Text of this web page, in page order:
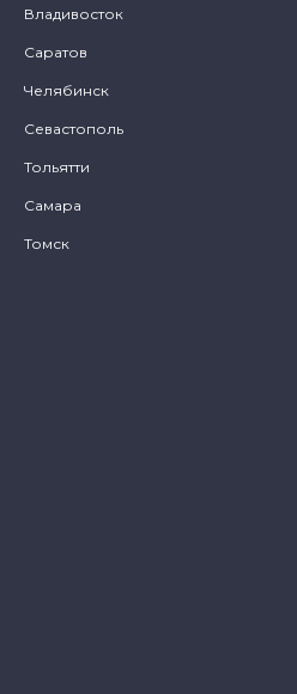
Владивосток
Саратов
Челябинск
Севастополь
Тольятти
Самара
Томск